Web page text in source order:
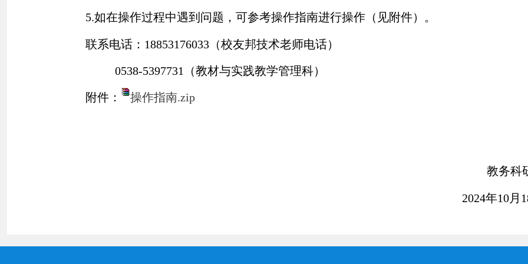
5.如在操作过程中遇到问题，可参考操作指南进行操作（见附件）。
联系电话： 18853176033 （校友邦技术老师电话）
0538-5397731 （教材与实践教学管理科）
附件： 操作指南.zip
教务科
2024年10月